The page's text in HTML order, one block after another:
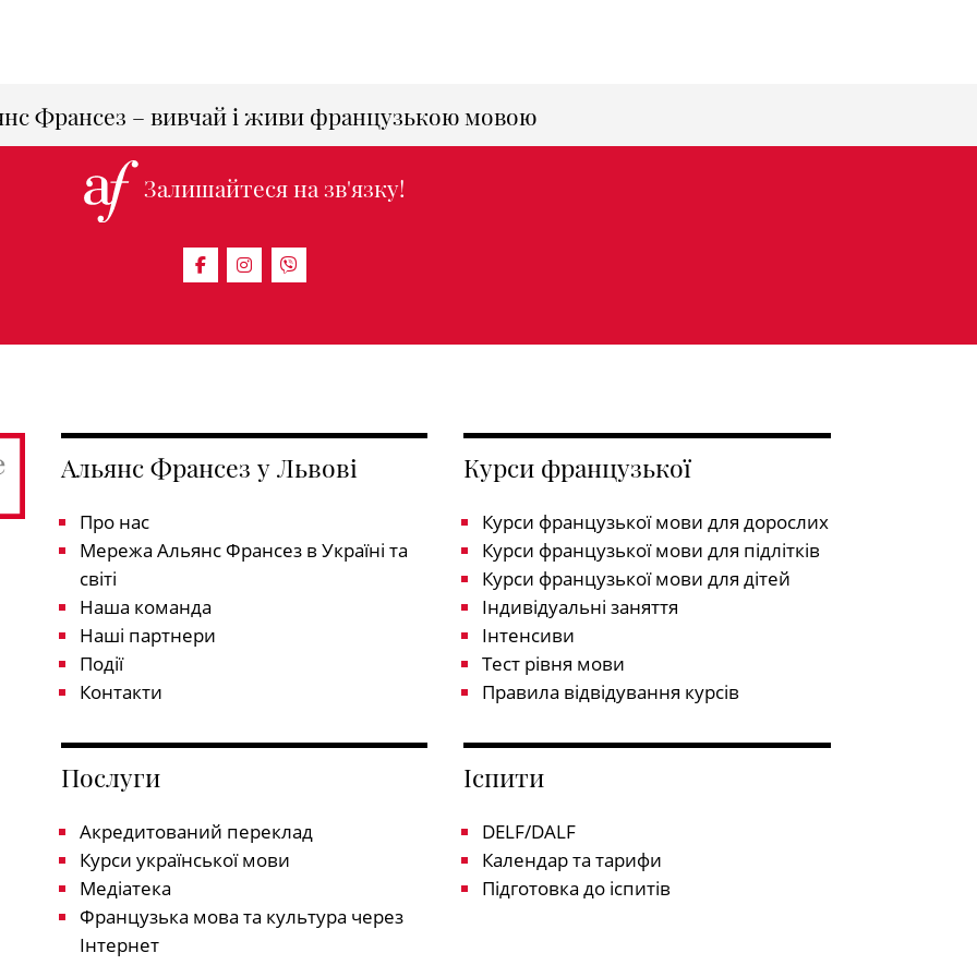
Франсез – вивчай і живи французькою мовою
Залишайтеся на зв'язку!
Альянс Франсез у Львові
Про нас
Мережа Альянс Франсез в Україні та
світі
Наша команда
Наші партнери
Події
Контакти
Послуги
Акредитований переклад
Курси української мови
Медіатека
Французька мова та культура через
Інтернет
Курси французької
Курси французької мови для дорослих
Курси французької мови для підлітків
Курси французької мови для дітей
Індивідуальні заняття
Інтенсиви
Тест рівня мови
Правила відвідування курсів
Іспити
DELF/DALF
Календар та тарифи
Підготовка до іспитів